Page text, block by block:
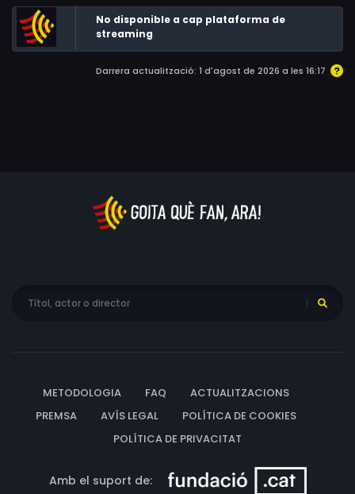
vietnamita nord-americà.No disponible a cap plataforma de
streaming
Darrera actualització: 1 d'agost de 2026 a les 16:17
METODOLOGIA FAQ
ACTUALITZACIONS
PREMSA
AVÍS LEGAL
POLÍTICA DE COOKIES
POLÍTICA DE PRIVACITAT
Amb el suport de: